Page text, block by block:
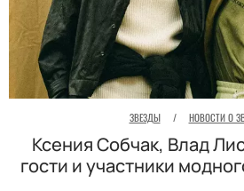
ЗВЕЗДЫ / НОВОСТИ О
Ксения Собчак, Влад
гости и участники